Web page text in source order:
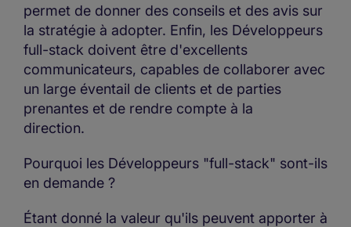
permet de donner des conseils et des avis sur
la stratégie à adopter. Enfin, les Développeurs
full-stack doivent être d'excellents
communicateurs, capables de collaborer avec
un large éventail de clients et de parties
prenantes et de rendre compte à la
direction.
Pourquoi les Développeurs "full-stack" sont-ils
en demande ?
Étant donné la valeur qu'ils peuvent apporter à